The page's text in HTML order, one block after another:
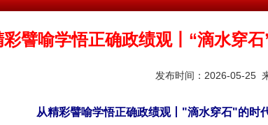
彩譬喻学悟正确政绩观丨“滴水穿
发布时间：2026-05-25
从精彩譬喻学悟正确政绩观丨"滴水穿石"的时